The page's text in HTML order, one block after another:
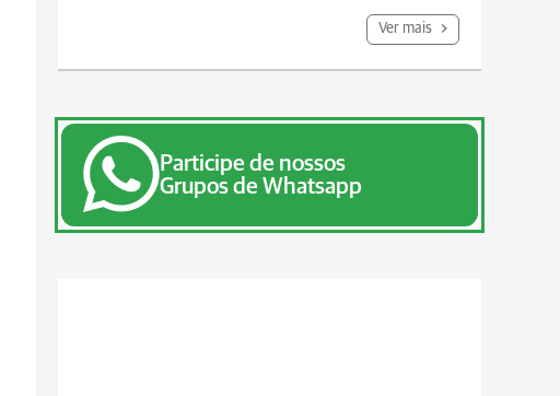
Ver mais
Participe de nossos
Grupos de Whatsapp